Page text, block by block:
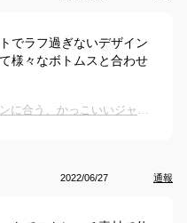
でラフ過ぎないデザイン
様々なボトムスと合わせ
【50代・秋】カジュアルなチノパンに合う、かっこいいジャケットやトップスを教えてください。
2022/06/27 通報